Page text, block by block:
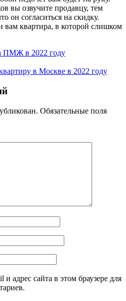
вы озвучите продавцу, тем
он согласиться на скидку.
вам квартира, в которой слишком
ПМЖ в 2022 году
в Москве в 2022 году
Обязательные поля
адрес сайта в этом браузере для